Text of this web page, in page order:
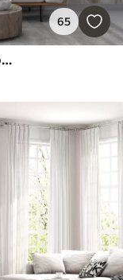
65
Aukštos smėlio spalvos žolės stiebų spygliukai, siūbuojantys vėjyje, švelniame, šviesiame fone